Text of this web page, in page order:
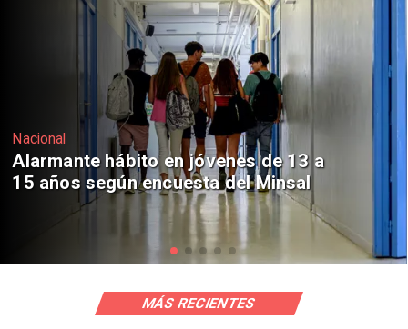
Regiones
Aprueban creación del Parque
Sebastián Piñera con inversión de $4
mil millones
MÁS RECIENTES